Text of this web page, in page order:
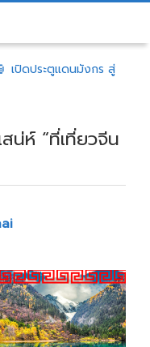
เปิดประตูแดนมังกร สู่
น่ห์ “ที่เที่ยวจีน